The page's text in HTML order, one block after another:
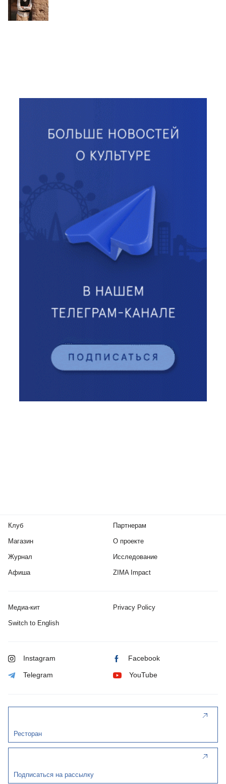
Клуб
Магазин
Журнал
Афиша
Партнерам
О проекте
Исследование
ZIMA Impact
Медиа-кит Privacy Policy
Switch to English
Instagram Facebook
Telegram YouTube
Ресторан
Подписаться на рассылку